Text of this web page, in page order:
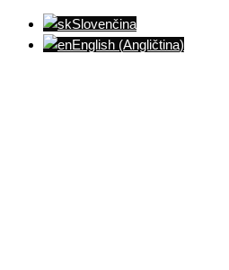
Slovenčina
English (Angličtina)